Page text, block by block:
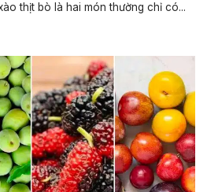
thịt bò là hai món thường chỉ có...